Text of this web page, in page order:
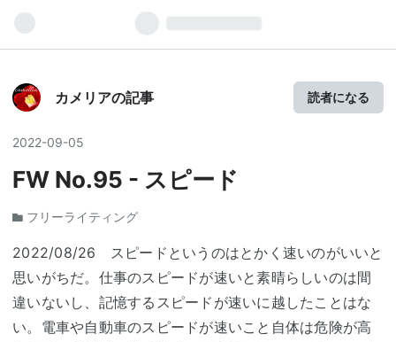
cdnjsjsDeliverunpkgSelf hosted
カメリアの記事 読者になる
2022-09-05
FW No.95 - スピード
フリーライティング
2022/08/26 スピードというのはとかく速いのがいいと
思いがちだ。仕事のスピードが速いと素晴らしいのは間
違いないし、記憶するスピードが速いに越したことはな
い。電車や自動車のスピードが速いこと自体は危険が高